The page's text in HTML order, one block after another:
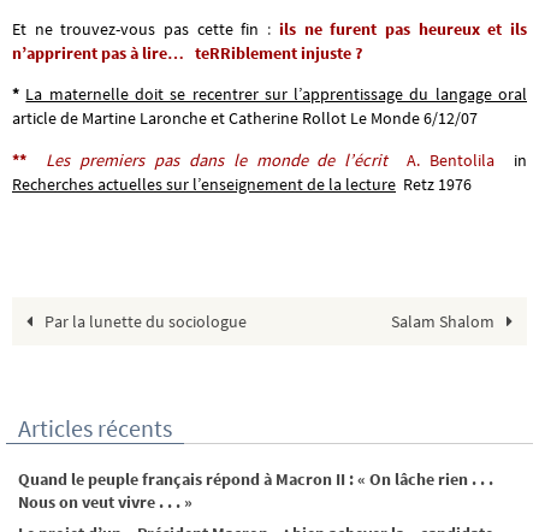
Et ne trouvez-vous pas cette fin : ils ne furent pas heureux et ils
n’apprirent pas à lire… teRRiblement injuste ?
* La maternelle doit se recentrer sur l’apprentissage du langage oral
article de Martine Laronche et Catherine Rollot Le Monde 6/12/07
**
Les premiers pas dans le monde de l’écrit A. Bentolila in
Recherches actuelles sur l’enseignement de la lecture Retz 1976
Par la lunette du sociologue Salam Shalom
Articles récents
Quand le peuple français répond à Macron II : « On lâche rien . . .
Nous on veut vivre . . . »